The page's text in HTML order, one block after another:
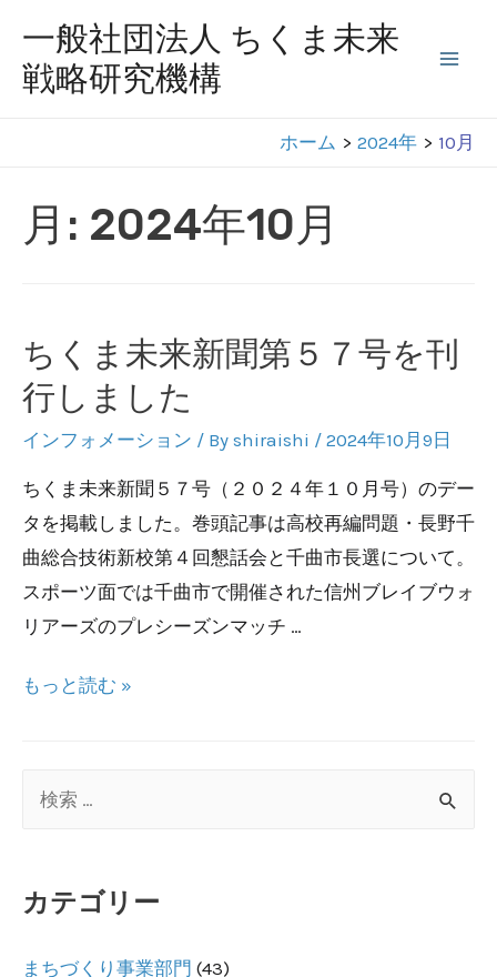
一般社団法人 ちくま未来
戦略研究機構
ホーム 2024年 10月
象
カテゴリー
まちづくり事業部門 (43)
月: 2024年10月
ちくま未来新聞第５７号を刊
行しました
インフォメーション / By shiraishi / 2024年10月9日
ちくま未来新聞５７号（２０２４年１０月号）のデー
タを掲載しました。巻頭記事は高校再編問題・長野千
曲総合技術新校第４回懇話会と千曲市長選について。
スポーツ面では千曲市で開催された信州ブレイブウォ
リアーズのプレシーズンマッチ …
ち
聞
５
もっと読む »